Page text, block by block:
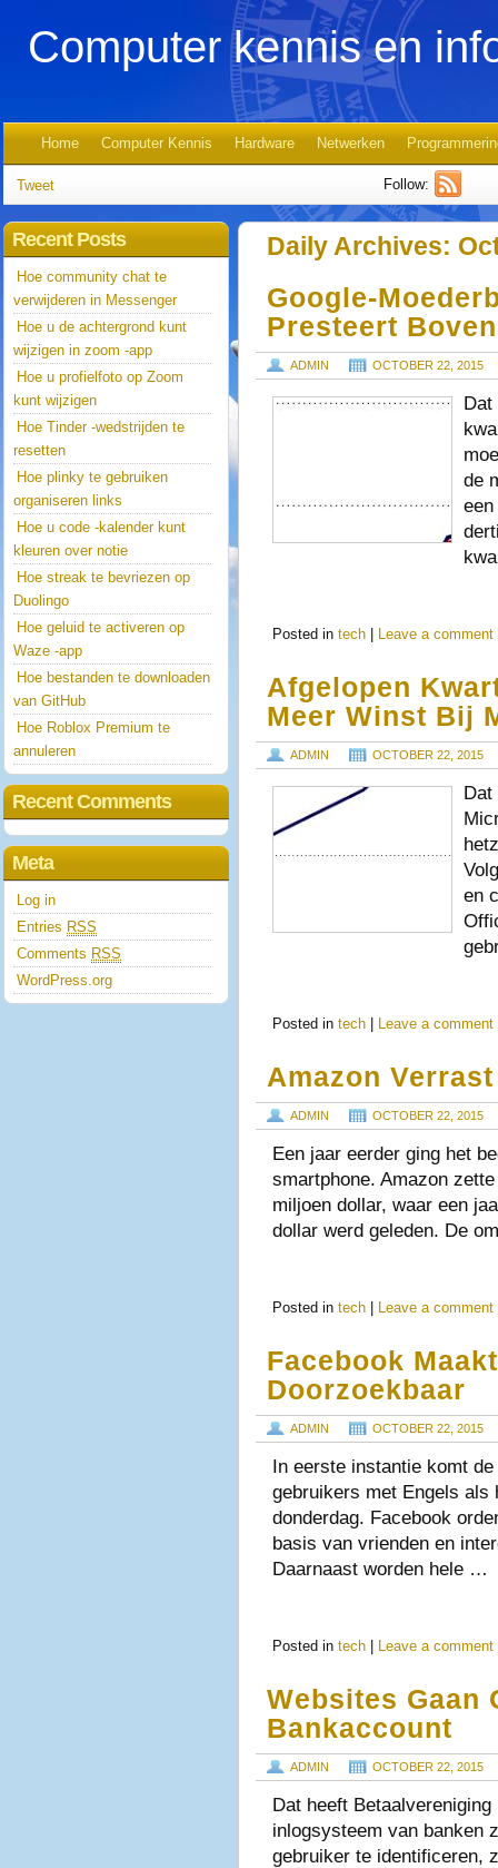
Computer kennis en
Home Computer Kennis Hardware Netwerken
Tweet Follow:
Daily Archives:
Google-
Presteert
ADMIN OCTOBER 22, 2015
Dat
de
Posted in tech Leave a comment
Afgelopen
Meer Winst Bij
ADMIN OCTOBER 22, 2015
en
Posted in tech Leave a comment
Amazon
ADMIN OCTOBER 22, 2015
Een jaar eerder ging het
smartphone. Amazon
miljoen dollar, waar een
dollar werd geleden. De
Posted in tech Leave a comment
Facebook
Doorzoekbaar
ADMIN OCTOBER 22, 2015
In eerste instantie komt
gebruikers met Engels als
donderdag. Facebook
basis van vrienden en
Daarnaast worden hele …
Posted in tech Leave a comment
Websites Gaan
Bankaccount
ADMIN OCTOBER 22, 2015
Dat heeft
inlogsysteem van banken
gebruiker te identificeren,
Recent Posts
Hoe community chat te
verwijderen in Messenger
Hoe u de achtergrond kunt
wijzigen in zoom -app
Hoe u profielfoto op Zoom
kunt wijzigen
Hoe Tinder -wedstrijden te
resetten
Hoe plinky te gebruiken
organiseren links
Hoe u code -kalender kunt
kleuren over notie
Hoe streak te bevriezen op
Duolingo
Hoe geluid te activeren op
Waze -app
Hoe bestanden te downloaden
van GitHub
Hoe Roblox Premium te
annuleren
Recent Comments
Meta
Log in
Entries RSS
Comments RSS
WordPress.org